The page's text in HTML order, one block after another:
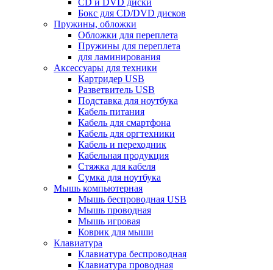
CD и DVD диски
Бокс для CD/DVD дисков
Пружины, обложки
Обложки для переплета
Пружины для переплета
для ламинирования
Аксессуары для техники
Картридер USB
Разветвитель USB
Подставка для ноутбука
Кабель питания
Кабель для смартфона
Кабель для оргтехники
Кабель и переходник
Кабельная продукция
Стяжка для кабеля
Сумка для ноутбука
Мышь компьютерная
Мышь беспроводная USB
Мышь проводная
Мышь игровая
Коврик для мыши
Клавиатура
Клавиатура беспроводная
Клавиатура проводная